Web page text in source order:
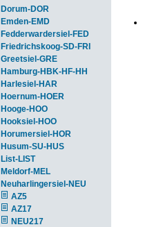
Dorum-DOR
Emden-EMD
Fedderwardersiel-FED
Friedrichskoog-SD-FRI
Greetsiel-GRE
Hamburg-HBK-HF-HH
Harlesiel-HAR
Hoernum-HOER
Hooge-HOO
Hooksiel-HOO
Horumersiel-HOR
Husum-SU-HUS
List-LIST
Meldorf-MEL
Neuharlingersiel-NEU
AZ5
AZ17
NEU217